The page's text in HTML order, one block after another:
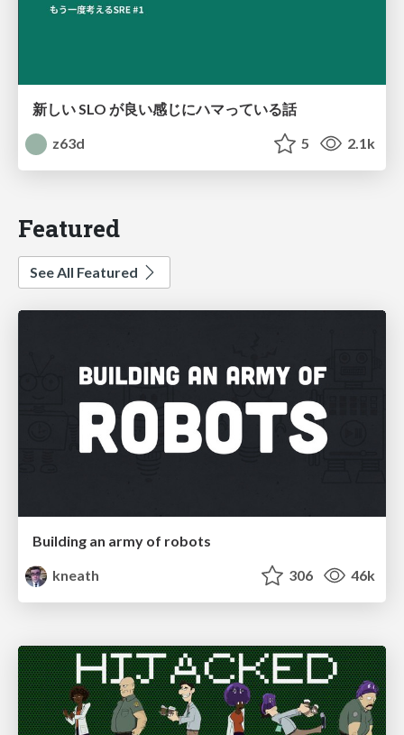
新しい SLO が良い感じにハマっている話
z63d
5 2.1k
Featured
See All Featured
Building an army of robots
kneath
306 46k